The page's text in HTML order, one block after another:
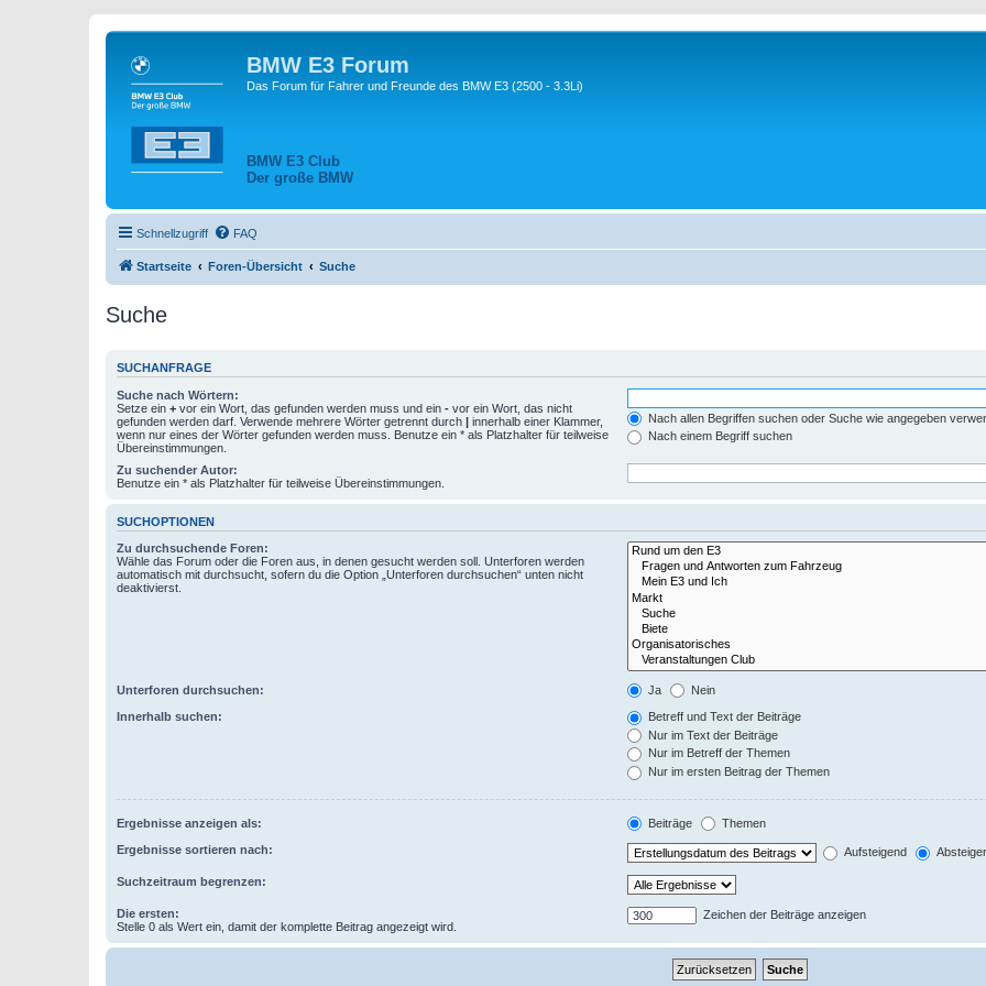
BMW E3 Forum
Das Forum für Fahrer und Freunde des BMW E3 (2500 - 3.3Li)
BMW E3 Club
Der große BMW
Schnellzugriff FAQ
Startseite Foren-Übersicht Suche
Suche
SUCHANFRAGE
Suche nach Wörtern:
Setze ein + vor ein Wort, das gefunden werden muss und ein - vor ein Wort, das nicht
gefunden werden darf. Verwende mehrere Wörter getrennt durch | innerhalb einer Klammer,
wenn nur eines der Wörter gefunden werden muss. Benutze ein * als Platzhalter für teilweise
Übereinstimmungen.
Nach allen Begriffen suchen oder Suche wie angegeben
Nach einem Begriff suchen
Zu suchender Autor:
Benutze ein * als Platzhalter für teilweise Übereinstimmungen.
SUCHOPTIONEN
Zu durchsuchende Foren:
Wähle das Forum oder die Foren aus, in denen gesucht werden soll. Unterforen werden
automatisch mit durchsucht, sofern du die Option „Unterforen durchsuchen“ unten nicht
deaktivierst.
Unterforen durchsuchen: Ja Nein
Innerhalb suchen:
Betreff und Text der Beiträge
Nur im Text der Beiträge
Nur im Betreff der Themen
Nur im ersten Beitrag der Themen
Ergebnisse anzeigen als: Beiträge Themen
Ergebnisse sortieren nach: Aufsteigend
Suchzeitraum begrenzen:
Die ersten:
Stelle 0 als Wert ein, damit der komplette Beitrag angezeigt wird.
Zeichen der Beiträge anzeigen